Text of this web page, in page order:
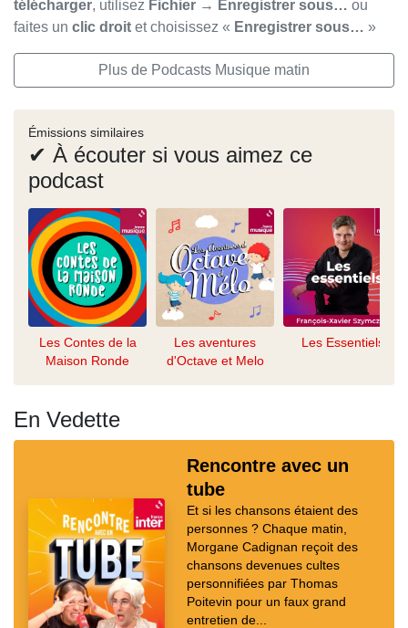
télécharger, utilisez Fichier → Enregistrer sous… ou
faites un clic droit et choisissez « Enregistrer sous… »
Plus de Podcasts Musique matin
Émissions similaires
✔ À écouter si vous aimez ce
podcast
Les Contes de la
Maison Ronde
Les aventures
d'Octave et Melo
Les Essentiels
En Vedette
Rencontre avec un
tube
Et si les chansons étaient des
personnes ? Chaque matin,
Morgane Cadignan reçoit des
chansons devenues cultes
personnifiées par Thomas
Poitevin pour un faux grand
entretien de...